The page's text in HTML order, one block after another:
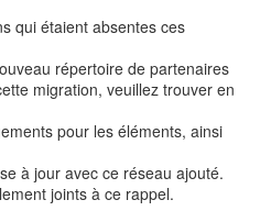
qui étaient absentes ces
répertoire de partenaires
migration, veuillez trouver en
pour les éléments, ainsi
à jour avec ce réseau ajouté.
joints à ce rappel.